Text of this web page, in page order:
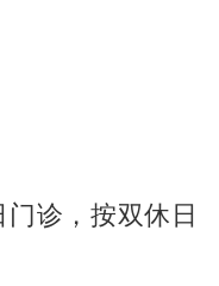
诊，按双休日